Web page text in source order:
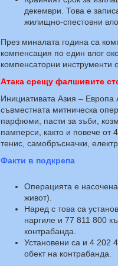
декември. Това е
жилищно-спестовни
През миналата година са
компенсация по един влог
компенсаторни
Атака срещу фалшивите
Инициативата Азия –
съвместната митническа
парфюми, пасти за зъби,
памперси, както и повече от
тенис, самобръсначки,
Факти в подкрепа
Операцията е
живот).
Наред с това са
наргиле и 77 811 800
контрабанда.
Установени са и 4 202
обект на контрабанда.